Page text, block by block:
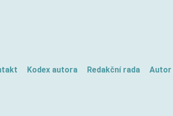
Kodex autora Redakční rada Autor